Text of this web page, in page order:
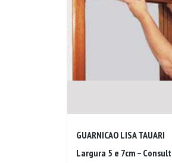
GUARNICAO LISA TAUARI
Largura 5 e 7cm –